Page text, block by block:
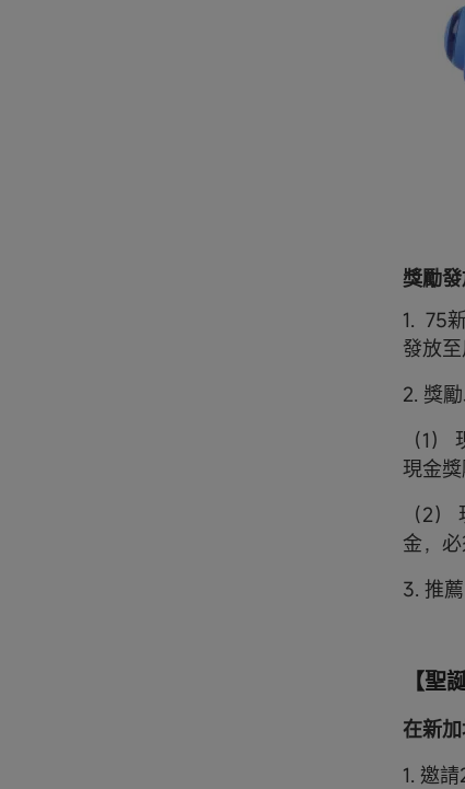
獎勵
1. 75
發放至
2. 獎
（1
現金
（2
金，
3. 推
【聖
在新
1. 邀